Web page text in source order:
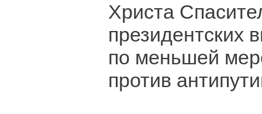
Христа
президентских
по меньшей
против